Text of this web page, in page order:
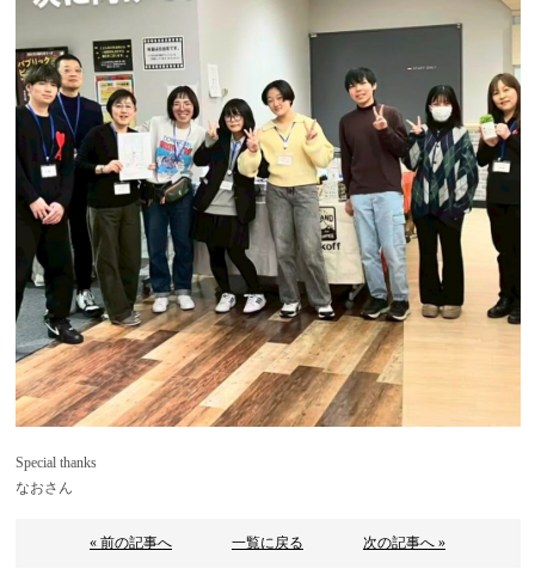
Special thanks
なおさん
« 前の記事へ 一覧に戻る 次の記事へ »